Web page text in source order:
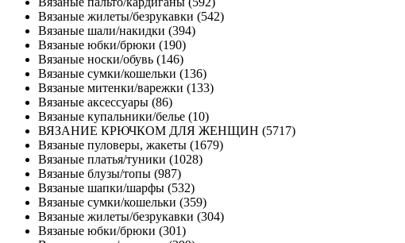
Вязаные жилеты/безрукавки (542)
Вязаные шали/накидки (394)
Вязаные юбки/брюки (190)
Вязаные носки/обувь (146)
Вязаные сумки/кошельки (136)
Вязаные митенки/варежки (133)
Вязаные аксессуары (86)
Вязаные купальники/белье (10)
ВЯЗАНИЕ КРЮЧКОМ ДЛЯ ЖЕНЩИН (5717)
Вязаные пуловеры, жакеты (1679)
Вязаные платья/туники (1028)
Вязаные блузы/топы (987)
Вязаные шапки/шарфы (532)
Вязаные сумки/кошельки (359)
Вязаные жилеты/безрукавки (304)
Вязаные юбки/брюки (301)